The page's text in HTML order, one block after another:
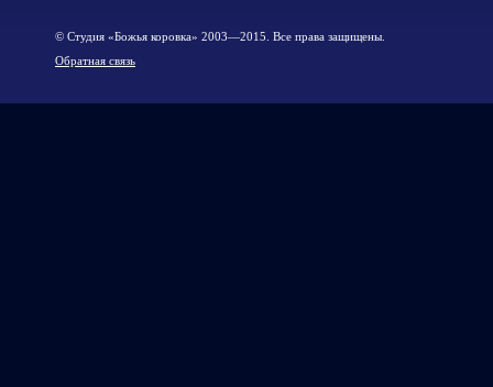
© Cтудия «Божья коровка» 2003—2015. Все права защищены.
Обратная связь